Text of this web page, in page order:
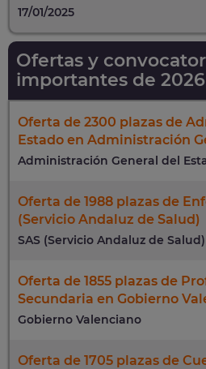
17/01/2025
Ofertas y
importantes de 2026
Oferta de 2300 plazas de
Estado en Administración
Administración General del
Oferta de 1988 plazas de
(Servicio Andaluz de Salud)
SAS (Servicio Andaluz de Salud)
Oferta de 1855 plazas de
Secundaria en Gobierno
Gobierno Valenciano
Oferta de 1705 plazas de